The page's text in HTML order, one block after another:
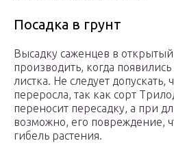
Посадка в грунт
Высадку саженцев в
производить, когда
листка. Не следует допускать,
переросла, так как сорт
переносит пересадку, а при
возможно, его повреждение,
гибель растения.